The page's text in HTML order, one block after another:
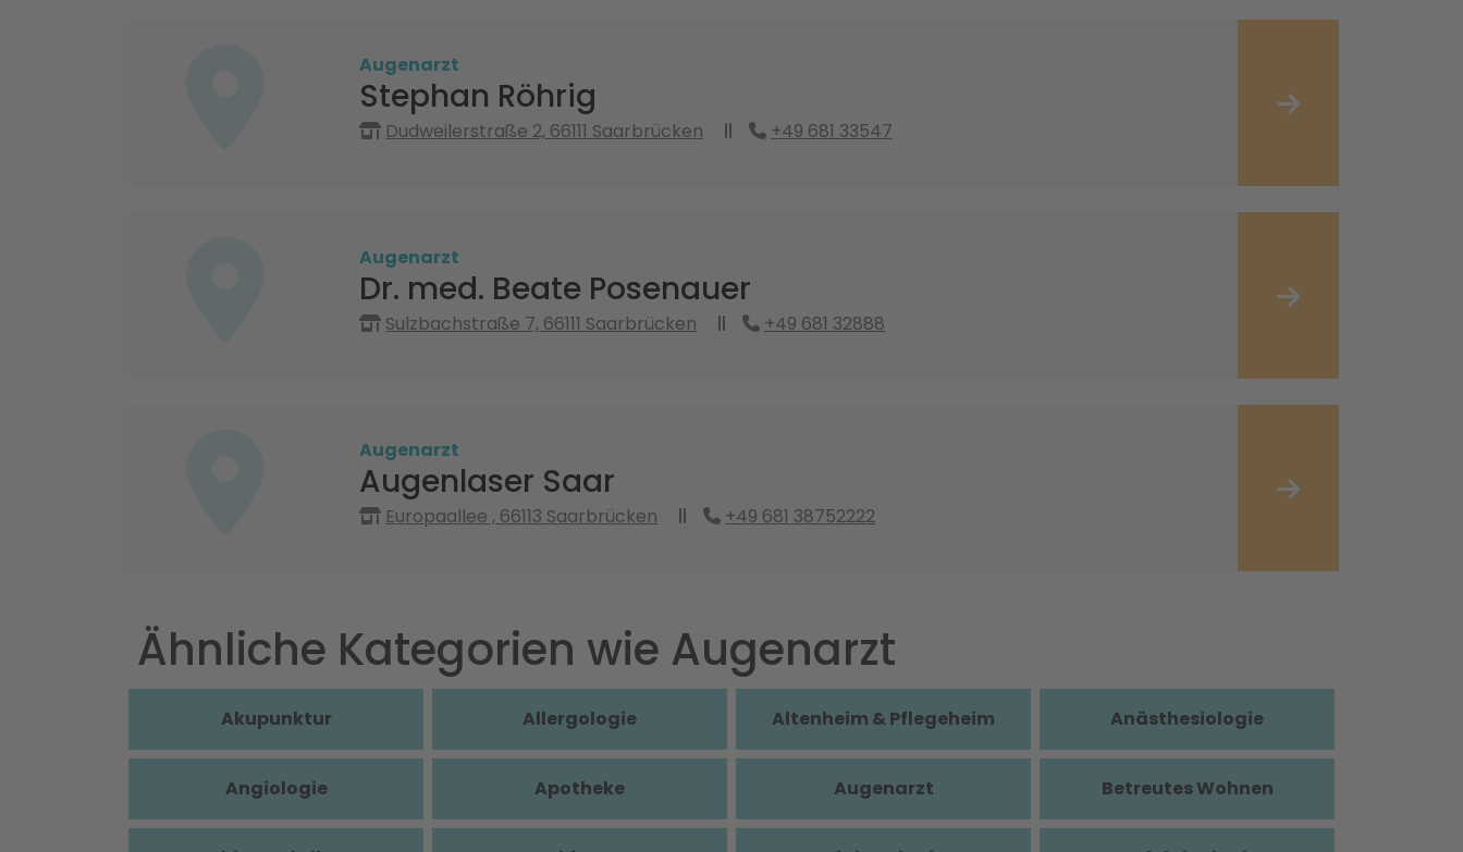
Augenarzt
Stephan Röhrig
Dudweilerstraße 2, 66111 Saarbrücken +49 681 33547
Augenarzt
Dr. med. Beate Posenauer
Sulzbachstraße 7, 66111 Saarbrücken +49 681 32888
Augenarzt
Augenlaser Saar
Europaallee , 66113 Saarbrücken +49 681 38752222
Ähnliche Kategorien wie Augenarzt
Akupunktur Allergologie Altenheim & Pflegeheim Anästhesiologie
Angiologie Apotheke Augenarzt Betreutes Wohnen